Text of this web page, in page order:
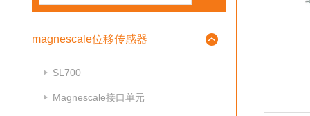
magnescale位移传感器
SL700
Magnescale接口单元